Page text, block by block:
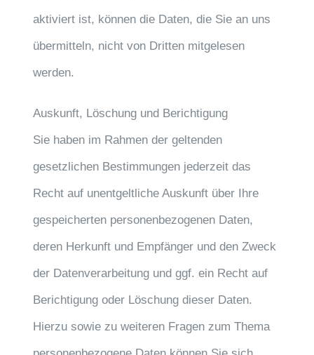
aktiviert ist, können die Daten, die Sie an uns
übermitteln, nicht von Dritten mitgelesen
werden.
Auskunft, Löschung und Berichtigung
Sie haben im Rahmen der geltenden
gesetzlichen Bestimmungen jederzeit das
Recht auf unentgeltliche Auskunft über Ihre
gespeicherten personenbezogenen Daten,
deren Herkunft und Empfänger und den Zweck
der Datenverarbeitung und ggf. ein Recht auf
Berichtigung oder Löschung dieser Daten.
Hierzu sowie zu weiteren Fragen zum Thema